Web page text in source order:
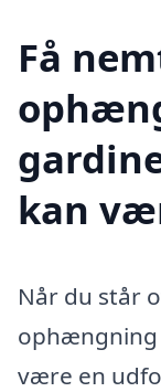
Få
kan
Når du står
ophængning
være en